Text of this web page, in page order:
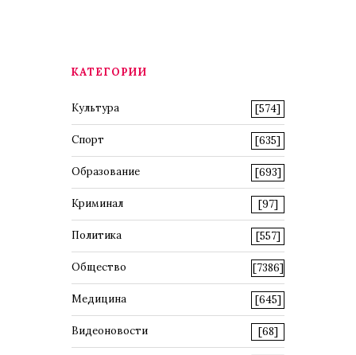
КАТЕГОРИИ
Культура [574]
Спорт [635]
Образование [693]
Криминал [97]
Политика [557]
Общество [7386]
Медицина [645]
Видеоновости [68]